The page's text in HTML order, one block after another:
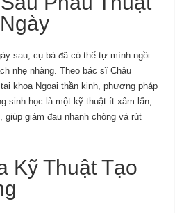
sau, cụ bà đã có thể tự mình ngồi
nhẹ nhàng. Theo bác sĩ Châu
khoa Ngoại thần kinh, phương pháp
sinh học là một kỹ thuật ít xâm lấn,
giảm đau nhanh chóng và rút
Kỹ Thuật Tạo